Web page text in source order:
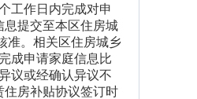
工作日内完成对申
息提交至本区住房城
准。相关区住房城乡
成申请家庭信息比
议或经确认异议不
住房补贴协议签订时